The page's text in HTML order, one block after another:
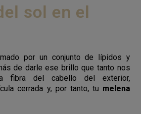
sol en el
por un conjunto de lípidos y
de darle ese brillo que tanto nos
fibra del cabello del exterior,
cerrada y, por tanto, tu melena